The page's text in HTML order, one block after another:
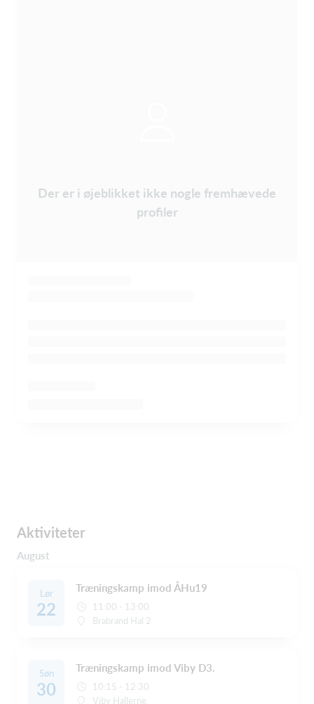
Der er i øjeblikket ikke nogle fremhævede
profiler
Aktiviteter
August
Lør
22
Træningskamp imod ÅHu19
11:00 - 13:00
Brabrand Hal 2
Søn
30
Træningskamp imod Viby D3.
10:15 - 12:30
Viby Hallerne